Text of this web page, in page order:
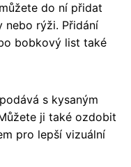
do ní přidat
nebo rýži. Přidání
bobkový list také
s kysaným
ji také ozdobit
pro lepší vizuální